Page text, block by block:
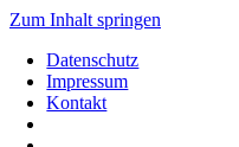
Zum Inhalt springen
Datenschutz
Impressum
Kontakt